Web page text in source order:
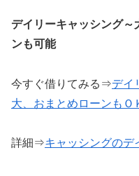
デイリーキャッシング
ンも可能
今すぐ借りてみる⇒デイ
大、おまとめローンもＯ
詳細⇒キャッシングのデ